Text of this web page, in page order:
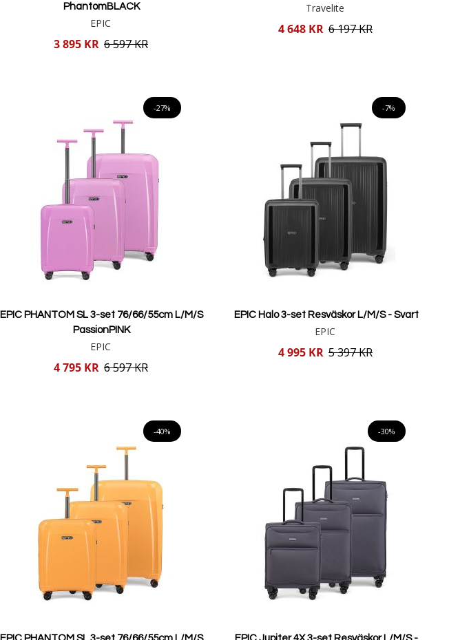
PhantomBLACK
EPIC
3 895 KR 6 597 KR
Travelite
4 648 KR 6 197 KR
-27%
EPIC PHANTOM SL 3-set 76/66/55cm L/M/S
PassionPINK
EPIC
4 795 KR 6 597 KR
-7%
EPIC Halo 3-set Resväskor L/M/S - Svart
EPIC
4 995 KR 5 397 KR
-40% -30%